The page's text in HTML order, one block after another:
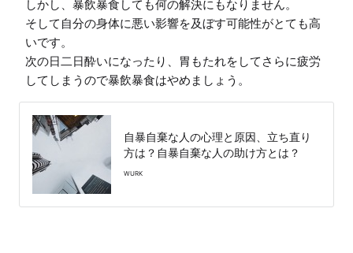
しかし、暴飲暴食しても何の解決にもなりません。
そして自分の身体に悪い影響を及ぼす可能性がとても高
いです。
次の日二日酔いになったり、胃もたれをしてさらに疲労
してしまうので暴飲暴食はやめましょう。
自暴自棄な人の心理と原因、立ち直り
方は？自暴自棄な人の助け方とは？
WURK